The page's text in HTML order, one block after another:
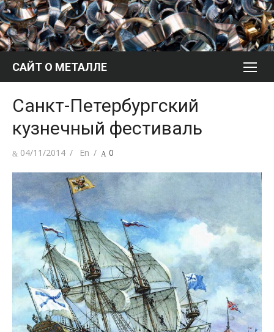
Перейти
к
содержимому
САЙТ О МЕТАЛЛЕ
Санкт-Петербургский
кузнечный фестиваль
Опубликовано
04/11/2014 Автор
En 0